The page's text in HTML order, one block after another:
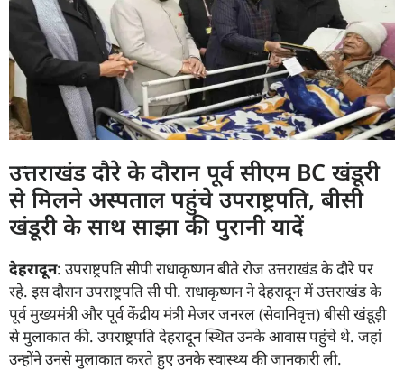
उत्तराखंड दौरे के दौरान पूर्व सीएम BC खंडूरी
से मिलने अस्पताल पहुंचे उपराष्ट्रपति, बीसी
खंडूरी के साथ साझा की पुरानी यादें
देहरादून: उपराष्ट्रपति सीपी राधाकृष्णन बीते रोज उत्तराखंड के दौरे पर
रहे. इस दौरान उपराष्ट्रपति सी पी. राधाकृष्णन ने देहरादून में उत्तराखंड के
पूर्व मुख्यमंत्री और पूर्व केंद्रीय मंत्री मेजर जनरल (सेवानिवृत्त) बीसी खंडूड़ी
से मुलाकात की. उपराष्ट्रपति देहरादून स्थित उनके आवास पहुंचे थे. जहां
उन्होंने उनसे मुलाकात करते हुए उनके स्वास्थ्य की जानकारी ली.